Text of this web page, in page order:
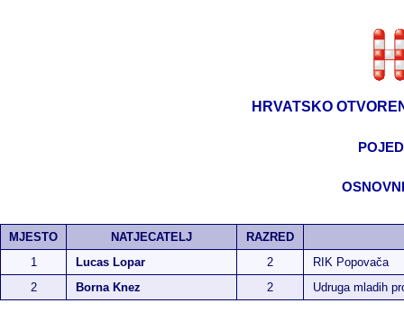
HRVATSKO
MJESTO NATJECATELJ
RAZRED
1
Lucas Lopar 2
RIK Popovača
2
Borna Knez 2 Udruga mladih